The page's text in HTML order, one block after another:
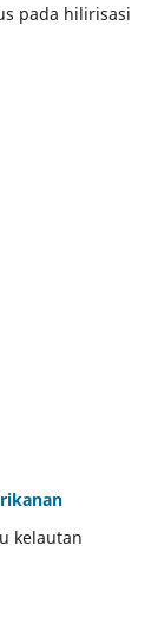
pada hilirisasi
kelautan